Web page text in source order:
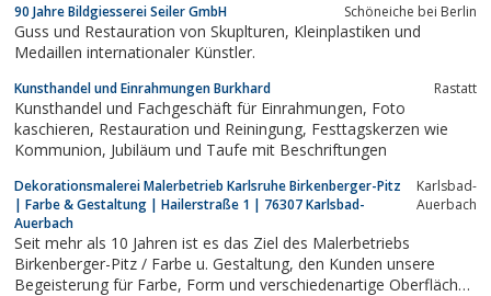
90 Jahre Bildgiesserei Seiler GmbH Schöneiche bei Berlin
Guss und Restauration von Skuplturen, Kleinplastiken und
Medaillen internationaler Künstler.
Kunsthandel und Einrahmungen Burkhard Rastatt
Kunsthandel und Fachgeschäft für Einrahmungen, Foto
kaschieren, Restauration und Reiningung, Festtagskerzen wie
Kommunion, Jubiläum und Taufe mit Beschriftungen
Dekorationsmalerei Malerbetrieb Karlsruhe Birkenberger-Pitz
| Farbe & Gestaltung | Hailerstraße 1 | 76307 Karlsbad-
Auerbach
Karlsbad-
Auerbach
Seit mehr als 10 Jahren ist es das Ziel des Malerbetriebs
Birkenberger-Pitz / Farbe u. Gestaltung, den Kunden unsere
Begeisterung für Farbe, Form und verschiedenartige Oberflächen